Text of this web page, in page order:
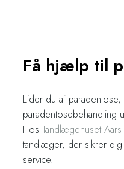
Få hjælp til
Lider du af
paradentosebehandling
Hos Tandlægehuset Aars
tandlæger, der sikrer
service.